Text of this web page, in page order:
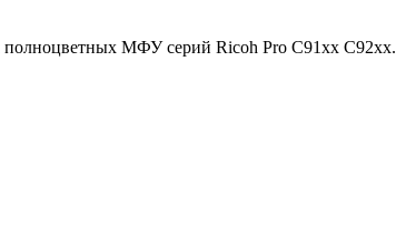
полноцветных МФУ серий Ricoh Pro C91xx C92xx.